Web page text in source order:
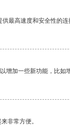
最高速度和安全性的连
增加一些新功能，比如
非常方便。